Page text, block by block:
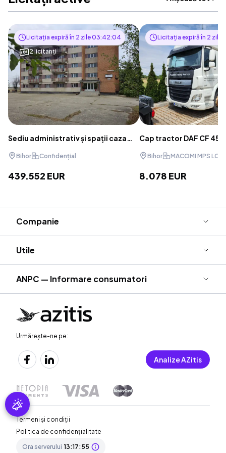
Licitația expiră în 2 zile 03:42:03
2 licitanți
Sediu administrativ și spații cazare
Bihor Confidențial
439.552 EUR
Licitația expiră în 2 zile
Cap tractor DAF CF
Bihor MACOMI MPS
8.078 EUR
Companie
Utile
ANPC — Informare consumatori
Urmărește-ne pe:
Analize AZitis
Termeni și condiții
Politica de confidențialitate
Ora serverului 13:17:56